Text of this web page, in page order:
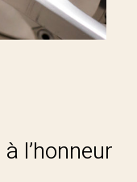
l’honneur